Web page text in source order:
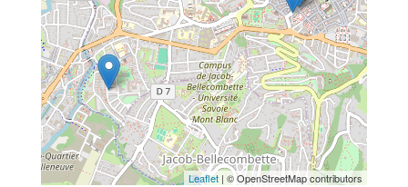
Leaflet | © OpenStreetMap contributors